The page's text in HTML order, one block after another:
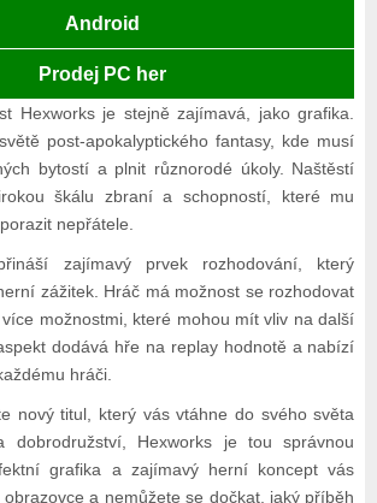
Android
Prodej PC her
Hexworks je stejně zajímavá, jako grafika.
post-apokalyptického fantasy, kde musí
bytostí a plnit různorodé úkoly. Naštěstí
škálu zbraní a schopností, které mu
nepřátele.
zajímavý prvek rozhodování, který
zážitek. Hráč má možnost se rozhodovat
možnostmi, které mohou mít vliv na další
dodává hře na replay hodnotě a nabízí
hráči.
nový titul, který vás vtáhne do svého světa
dobrodružství, Hexworks je tou správnou
grafika a zajímavý herní koncept vás
a nemůžete se dočkat, jaký příběh